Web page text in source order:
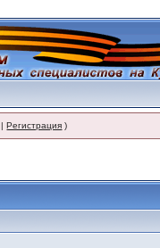
|Регистрация )